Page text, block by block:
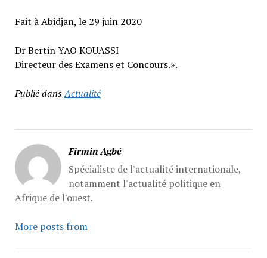
Fait à Abidjan, le 29 juin 2020
Dr Bertin YAO KOUASSI
Directeur des Examens et Concours.».
Publié dansActualité
Firmin Agbé
Spécialiste de l'actualité internationale,
notamment l'actualité politique en
Afrique de l'ouest.
More posts from